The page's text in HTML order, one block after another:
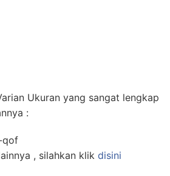
Ukuran yang sangat lengkap
:
, silahkan klik disini